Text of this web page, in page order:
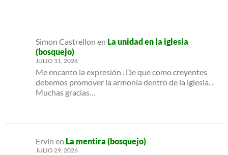
Simon Castrellon en La unidad en la iglesia
(bosquejo)
JULIO 31, 2026
Me encanto la expresión . De que como creyentes
debemos promover la armonía dentro de la iglesia. .
Muchas gracias…
Ervin en La mentira (bosquejo)
JULIO 29, 2026